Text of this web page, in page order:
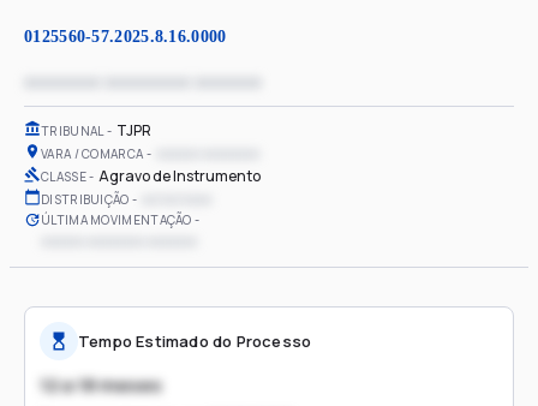
0125560-57.2025.8.16.0000
TRIBUNAL TJPR
VARA / COMARCA
CLASSE Agravo de Instrumento
DISTRIBUIÇÃO
ÚLTIMA MOVIMENTAÇÃO
Tempo Estimado do Processo
12 a 18 meses